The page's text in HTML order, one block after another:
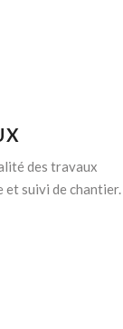
des travaux
et suivi de chantier.